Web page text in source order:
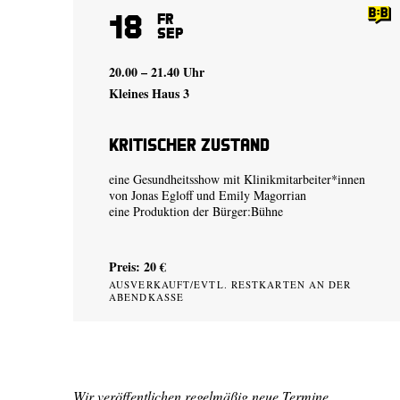
18 Fr
Sep
20.00 – 21.40 Uhr
Kleines Haus 3
Kritischer Zustand
eine Gesundheitsshow mit Klinikmitarbeiter*innen
von Jonas Egloffund Emily Magorrian
eine Produktion der Bürger:Bühne
Preis: 20 €
AUSVERKAUFT/EVTL. RESTKARTEN AN DER
ABENDKASSE
Wir veröffentlichen regelmäßig neue Termine.